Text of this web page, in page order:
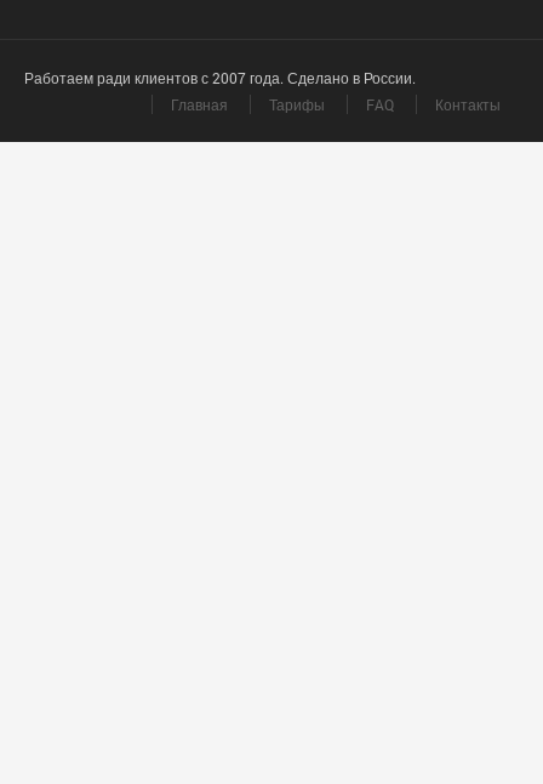
Работаем ради клиентов с 2007 года. Сделано в России.
Главная
Тарифы FAQ Контакты